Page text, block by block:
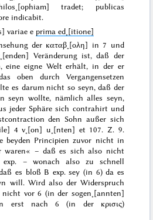
tradet; publicas
indicabit.
variaee prima ed˖[itione]
der καταβ˖[ολη] in 7 und
Veränderung ist, daß der
eine eigne Welt erhält, in der er
oben durch Vergangensetzen
es darum nicht so seyn, daß der
seyn wollte, nämlichalles seyn,
jeder Sphäre sich contrahirt und
den Sohn außer sich
4 v˖[on] u˖[nten] et 107. Z. 9.
beyden Principien zuvor nicht in
waren« – daß es sich also nicht
– wonach also zu schnell
es bloß B exp. sey (in 6) da es
will. Wird also der Widerspruch
vor 6 (in der sogen˖[annten]
erst nach 6 (in der κρισις)